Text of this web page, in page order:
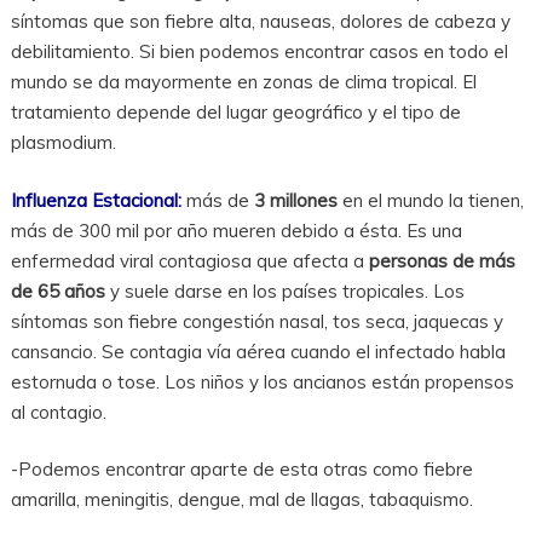
síntomas que son fiebre alta, nauseas, dolores de cabeza y
debilitamiento. Si bien podemos encontrar casos en todo el
mundo se da mayormente en zonas de clima tropical. El
tratamiento depende del lugar geográfico y el tipo de
plasmodium.
Influenza Estacional: más de 3 millonesen el mundo la tienen,
más de 300 mil por año mueren debido a ésta. Es una
enfermedad viral contagiosa que afecta a personas de más
de 65 añosy suele darse en los países tropicales. Los
síntomas son fiebre congestión nasal, tos seca, jaquecas y
cansancio. Se contagia vía aérea cuando el infectado habla
estornuda o tose. Los niños y los ancianos están propensos
al contagio.
-Podemos encontrar aparte de esta otras como fiebre
amarilla, meningitis, dengue, mal de llagas, tabaquismo.